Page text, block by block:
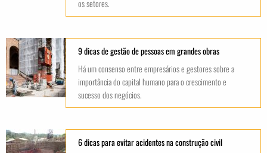
os setores.
9 dicas de gestão de pessoas em grandes obras
Há um consenso entre empresários e gestores sobre a
importância do capital humano para o crescimento e
sucesso dos negócios.
6 dicas para evitar acidentes na construção civil